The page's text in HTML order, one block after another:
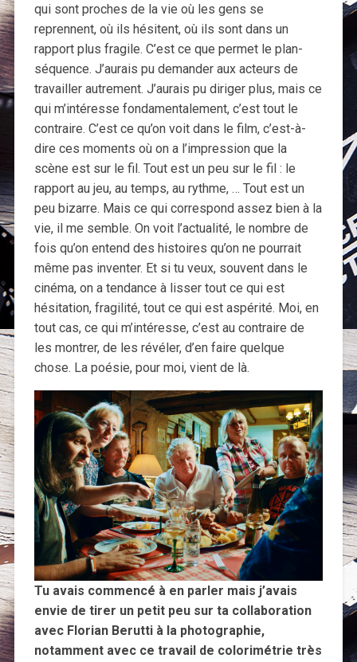
qui sont proches de la vie où les gens se
reprennent, où ils hésitent, où ils sont dans un
rapport plus fragile. C’est ce que permet le plan-
séquence. J’aurais pu demander aux acteurs de
travailler autrement. J’aurais pu diriger plus, mais ce
qui m’intéresse fondamentalement, c’est tout le
contraire. C’est ce qu’on voit dans le film, c’est-à-
dire ces moments où on a l’impression que la
scène est sur le fil. Tout est un peu sur le fil : le
rapport au jeu, au temps, au rythme, … Tout est un
peu bizarre. Mais ce qui correspond assez bien à la
vie, il me semble. On voit l’actualité, le nombre de
fois qu’on entend des histoires qu’on ne pourrait
même pas inventer. Et si tu veux, souvent dans le
cinéma, on a tendance à lisser tout ce qui est
hésitation, fragilité, tout ce qui est aspérité. Moi, en
tout cas, ce qui m’intéresse, c’est au contraire de
les montrer, de les révéler, d’en faire quelque
chose. La poésie, pour moi, vient de là.
Tu avais commencé à en parler mais j’avais
envie de tirer un petit peu sur ta collaboration
avec Florian Berutti à la photographie,
notamment avec ce travail de colorimétrie très